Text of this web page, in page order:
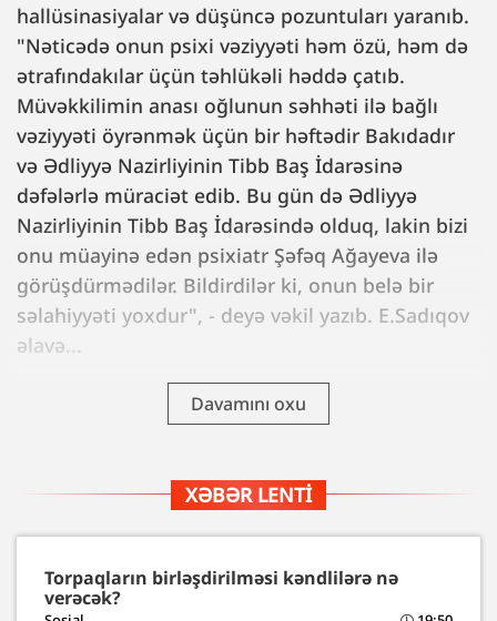
hallüsinasiyalar və düşüncə pozuntuları yaranıb.
"Nəticədə onun psixi vəziyyəti həm özü, həm də
ətrafındakılar üçün təhlükəli həddə çatıb.
Müvəkkilimin anası oğlunun səhhəti ilə bağlı
vəziyyəti öyrənmək üçün bir həftədir Bakıdadır
və Ədliyyə Nazirliyinin Tibb Baş İdarəsinə
dəfələrlə müraciət edib. Bu gün də Ədliyyə
Nazirliyinin Tibb Baş İdarəsində olduq, lakin bizi
onu müayinə edən psixiatr Şəfəq Ağayeva ilə
görüşdürmədilər. Bildirdilər ki, onun belə bir
səlahiyyəti yoxdur", - deyə vəkil yazıb. E.Sadıqov
əlavə...
Davamını oxu
XƏBƏR LENTI
Torpaqların birləşdirilməsi kəndlilərə nə
verəcək?